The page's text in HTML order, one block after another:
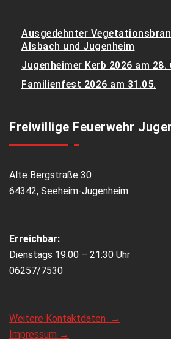
Ausgedehnter
Alsbach und Jugenheim
Jugenheimer Kerb 2026 am
Familienfest 2026 am 31.05.
Freiwillige Feuerwehr
Alte Bergstraße 30
64342, Seeheim-Jugenheim
Erreichbar:
Dienstags 19:00 – 21:30 Uhr
06257/7530
Weitere Kontaktdaten →
Impressum →